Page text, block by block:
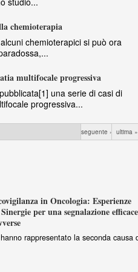
chemioterapia
chemioterapici si può ora
multifocale progressiva
una serie di casi di
progressiva...
seguente › ultima »
in Oncologia: Esperienze
per una segnalazione efficace
rappresentato la seconda causa